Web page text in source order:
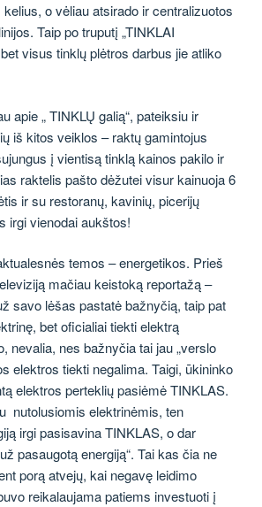
o vėliau atsirado ir centralizuotos
Taip po truputį „TINKLAI
visus tinklų plėtros darbus jie atliko
apie „ TINKLŲ galią“, pateiksiu ir
iš kitos veiklos – raktų gamintojus
į vientisą tinklą kainos pakilo ir
raktelis pašto dėžutei visur kainuoja 6
ir su restoranų, kavinių, picerijų
irgi vienodai aukštos!
temos – energetikos. Prieš
mačiau keistoką reportažą –
savo lėšas pastatė bažnyčią, taip pat
bet oficialiai tiekti elektrą
nevalia, nes bažnyčia tai jau „verslo
elektros tiekti negalima. Taigi, ūkininko
elektros perteklių pasiėmė TINKLAS.
nutolusiomis elektrinėmis, ten
irgi pasisavina TINKLAS, o dar
pasaugotą energiją“. Tai kas čia ne
porą atvejų, kai negavę leidimo
reikalaujama patiems investuoti į